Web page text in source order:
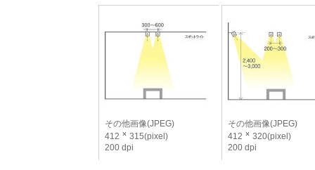
その他画像(JPEG)
412
315(pixel)
200 dpi
その他画像(JPEG)
412
320(pixel)
200 dpi